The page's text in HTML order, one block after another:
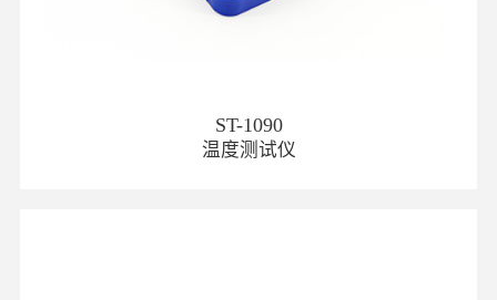
ST-1090
温度测试仪